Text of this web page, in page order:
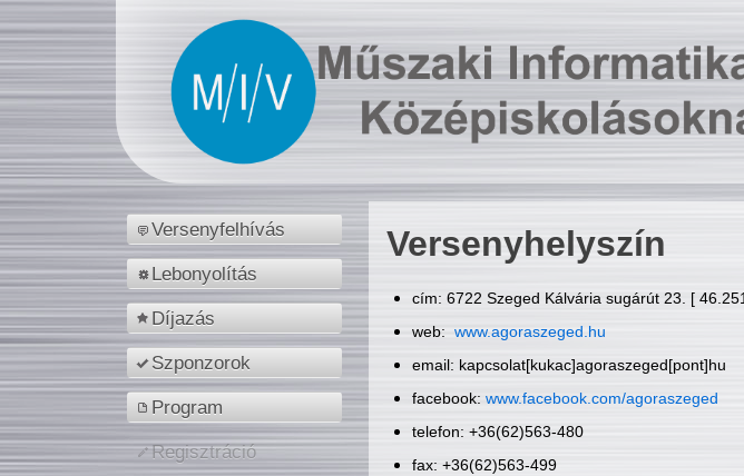
Versenyfelhívás
Lebonyolítás
Díjazás
Szponzorok
Program
Regisztráció
Versenyhelyszín
cím: 6722 Szeged Kálvária sugárút 23. [
web: www.agoraszeged.hu
email: kapcsolat[kukac]agoraszeged[pont]hu
facebook: www.facebook.com/agoraszeged
telefon: +36(62)563-480
fax: +36(62)563-499